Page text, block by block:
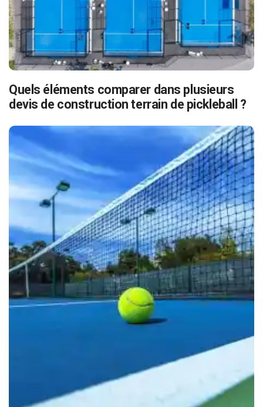
Quels éléments comparer dans plusieurs
devis de construction terrain de pickleball ?